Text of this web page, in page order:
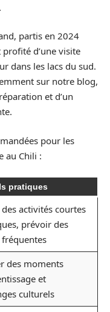
partis en 2024
d’une visite
dans les lacs du sud.
sur notre blog,
et d’un
pour les
au Chili :
pratiques
activités courtes
prévoir des
fréquentes
des moments
et
culturels